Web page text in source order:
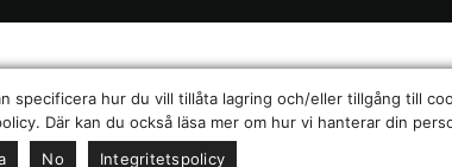
All Rights Reserved
© 2026 — Din stil.
hur du vill tillåta lagring och/eller tillgång till
Där kan du också läsa mer om hur vi hanterar din
No Integritetspolicy